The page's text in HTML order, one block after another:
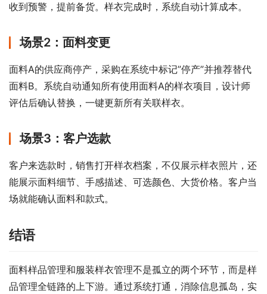
收到预警，提前备货。样衣完成时，系统自动计算成本。
场景2：面料变更
面料A的供应商停产，采购在系统中标记”停产”并推荐替代
面料B。系统自动通知所有使用面料A的样衣项目，设计师
评估后确认替换，一键更新所有关联样衣。
场景3：客户选款
客户来选款时，销售打开样衣档案，不仅展示样衣照片，还
能展示面料细节、手感描述、可选颜色、大货价格。客户当
场就能确认面料和款式。
结语
面料样品管理和服装样衣管理不是孤立的两个环节，而是样
品管理全链路的上下游。通过系统打通，消除信息孤岛，实